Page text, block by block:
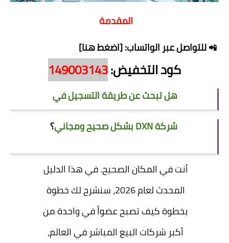
المقدمة
📲للتواصل عبر الواتساب: [اضغط هنا]
كود التخفيض:149003143
هل تبحث عن طريقة التسجيل في
شركة DXN بشكل صحيح ومجاني
؟
أنت في المكان الصحيح. في هذا الدليل
المحدث لعام 2026، سنشرح لك خطوة
بخطوة كيف تصبح عضواً في واحدة من
أكبر شركات البيع المباشر في العالم،